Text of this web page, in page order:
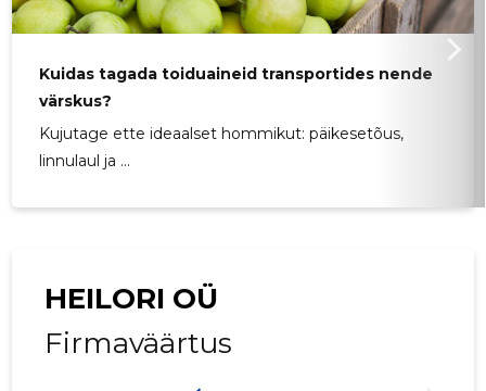
Kuidas tagada toiduaineid transportides nende
värskus?
Kujutage ette ideaalset hommikut: päikesetõus,
linnulaul ja ...
HEILORI OÜ
Firmaväärtus